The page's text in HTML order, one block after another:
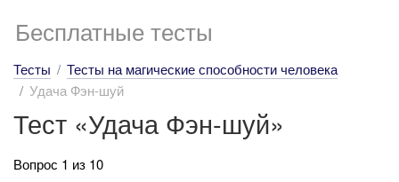
Бесплатные тесты
Тесты
Тесты на магические способности человека
Удача Фэн-шуй
Тест «Удача Фэн-шуй»
Вопрос 1 из 10